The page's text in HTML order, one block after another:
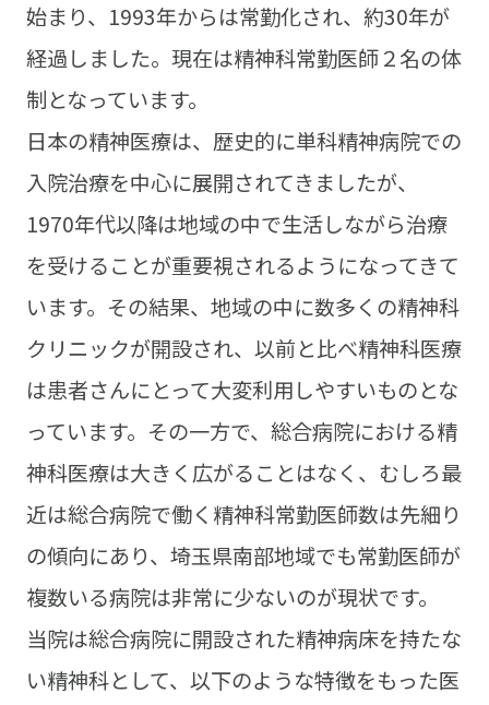
始まり、1993年からは常勤化され、約30年が
経過しました。現在は精神科常勤医師２名の体
制となっています。
日本の精神医療は、歴史的に単科精神病院での
入院治療を中心に展開されてきましたが、
1970年代以降は地域の中で生活しながら治療
を受けることが重要視されるようになってきて
います。その結果、地域の中に数多くの精神科
クリニックが開設され、以前と比べ精神科医療
は患者さんにとって大変利用しやすいものとな
っています。その一方で、総合病院における精
神科医療は大きく広がることはなく、むしろ最
近は総合病院で働く精神科常勤医師数は先細り
の傾向にあり、埼玉県南部地域でも常勤医師が
複数いる病院は非常に少ないのが現状です。
当院は総合病院に開設された精神病床を持たな
い精神科として、以下のような特徴をもった医